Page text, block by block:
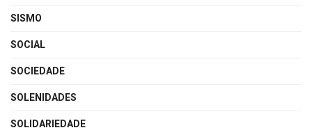
SISMO
SOCIAL
SOCIEDADE
SOLENIDADES
SOLIDARIEDADE